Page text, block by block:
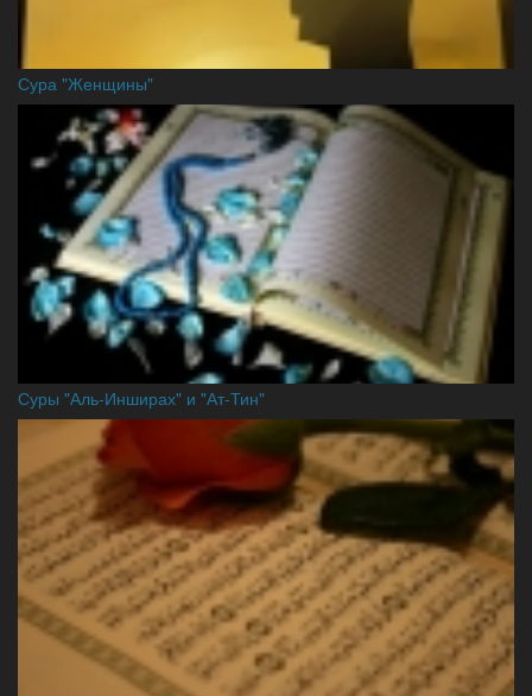
Сура "Женщины"
Суры "Аль-Инширах" и "Ат-Тин"